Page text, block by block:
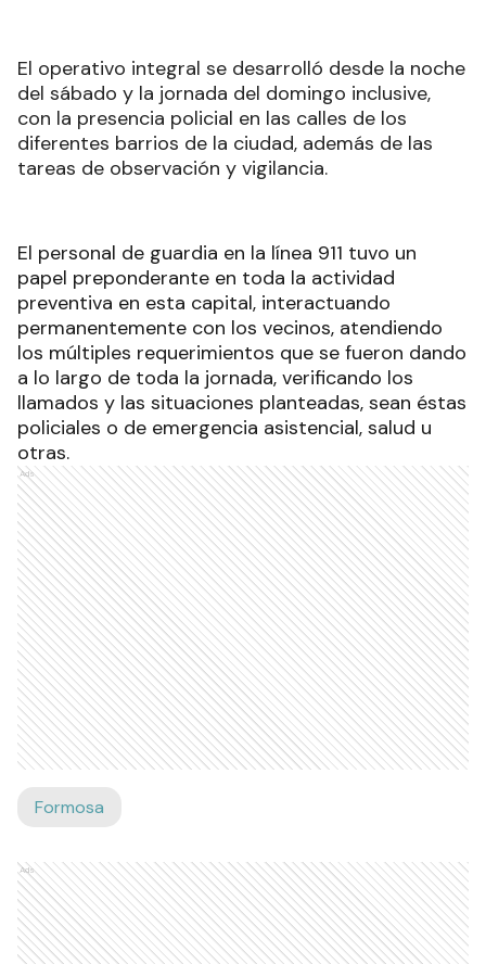
El operativo integral se desarrolló desde la noche
del sábado y la jornada del domingo inclusive,
con la presencia policial en las calles de los
diferentes barrios de la ciudad, además de las
tareas de observación y vigilancia.
El personal de guardia en la línea 911 tuvo un
papel preponderante en toda la actividad
preventiva en esta capital, interactuando
permanentemente con los vecinos, atendiendo
los múltiples requerimientos que se fueron dando
a lo largo de toda la jornada, verificando los
llamados y las situaciones planteadas, sean éstas
policiales o de emergencia asistencial, salud u
otras.
Ads
Formosa
Ads